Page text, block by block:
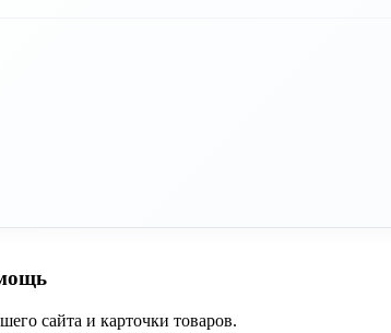
сайта и карточки товаров.